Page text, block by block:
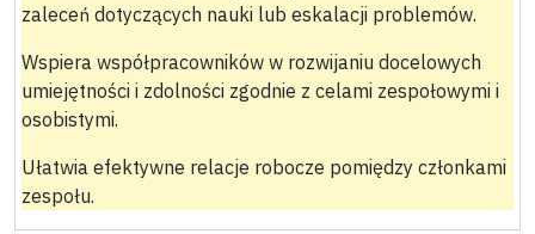
zaleceń dotyczących nauki lub eskalacji problemów.
Wspiera współpracowników w rozwijaniu docelowych
umiejętności i zdolności zgodnie z celami zespołowymi i
osobistymi.
Ułatwia efektywne relacje robocze pomiędzy członkami
zespołu.